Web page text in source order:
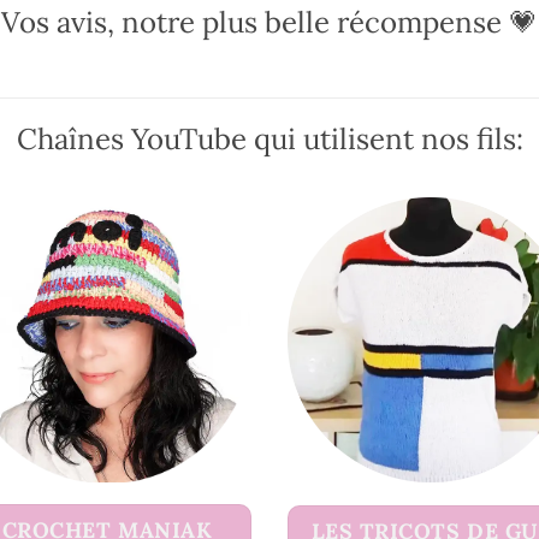
peuvent
sur
du
produit
peuvent
sur
page
du
produit
Vos avis, notre plus belle récompense 💗
Chaînes YouTube qui utilisent nos fils:
CROCHET MANIAK LES TRICOTS DE